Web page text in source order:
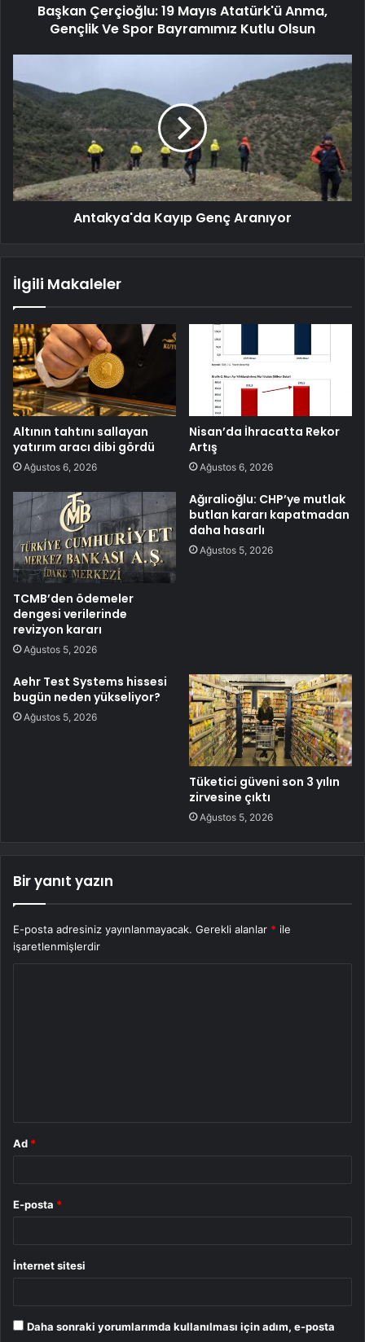
Başkan Çerçioğlu: 19 Mayıs Atatürk'ü Anma,
Gençlik Ve Spor Bayramımız Kutlu Olsun
Antakya'da Kayıp Genç Aranıyor
İlgili Makaleler
Altının tahtını sallayan
yatırım aracı dibi gördü
Ağustos 6, 2026
Nisan’da İhracatta Rekor
Artış
Ağustos 6, 2026
TCMB’den ödemeler
dengesi verilerinde
revizyon kararı
Ağustos 5, 2026
Ağıralioğlu: CHP’ye mutlak
butlan kararı kapatmadan
daha hasarlı
Ağustos 5, 2026
Aehr Test Systems hissesi
bugün neden yükseliyor?
Ağustos 5, 2026
Tüketici güveni son 3 yılın
zirvesine çıktı
Ağustos 5, 2026
Bir yanıt yazın
E-posta adresiniz yayınlanmayacak. Gerekli alanlar * ile
işaretlenmişlerdir
Ad *
E-posta *
İnternet sitesi
Daha sonraki yorumlarımda kullanılması için adım, e-posta